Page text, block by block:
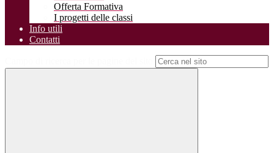
Offerta Formativa
I progetti delle classi
Info utili
Contatti